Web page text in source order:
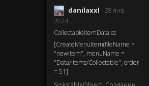
danilaxxl - 28 янв.
2024
CollectableItemData.cs
[CreateMenuItem(fileName =
"newItem", menuName =
"Data/Items/Collectable", order
= 51]